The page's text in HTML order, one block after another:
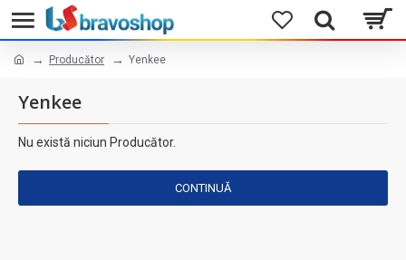
Producător Yenkee
Yenkee
Nu există niciun Producător.
CONTINUĂ